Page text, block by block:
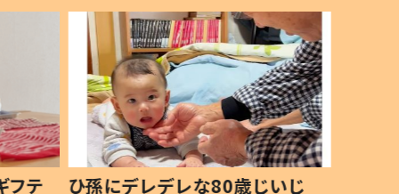
フテ
ひ孫にデレデレな80歳じいじ